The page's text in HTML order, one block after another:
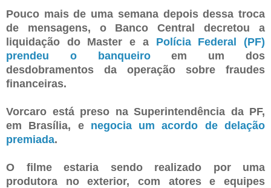
Pouco mais de uma semana depois dessa troca
de mensagens, o Banco Central decretou a
liquidação do Master e a Polícia Federal (PF)
prendeu o banqueiroem um dos
desdobramentos da operação sobre fraudes
financeiras.
Vorcaro está preso na Superintendência da PF,
em Brasília, e negocia um acordo de delação
premiada.
O filme estaria sendo realizado por uma
produtora no exterior, com atores e equipes